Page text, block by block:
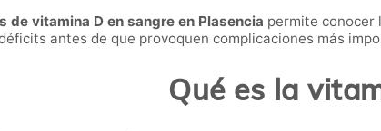
de vitamina D en sangre en Plasencia permite conocer
antes de que provoquen complicaciones más
Qué es la